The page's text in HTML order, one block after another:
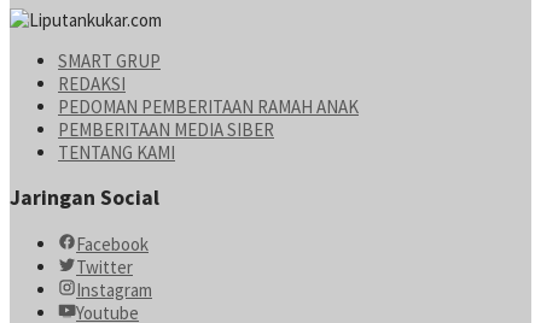
SMART GRUP
REDAKSI
PEDOMAN PEMBERITAAN RAMAH ANAK
PEMBERITAAN MEDIA SIBER
TENTANG KAMI
Jaringan Social
Facebook
Twitter
Instagram
Youtube